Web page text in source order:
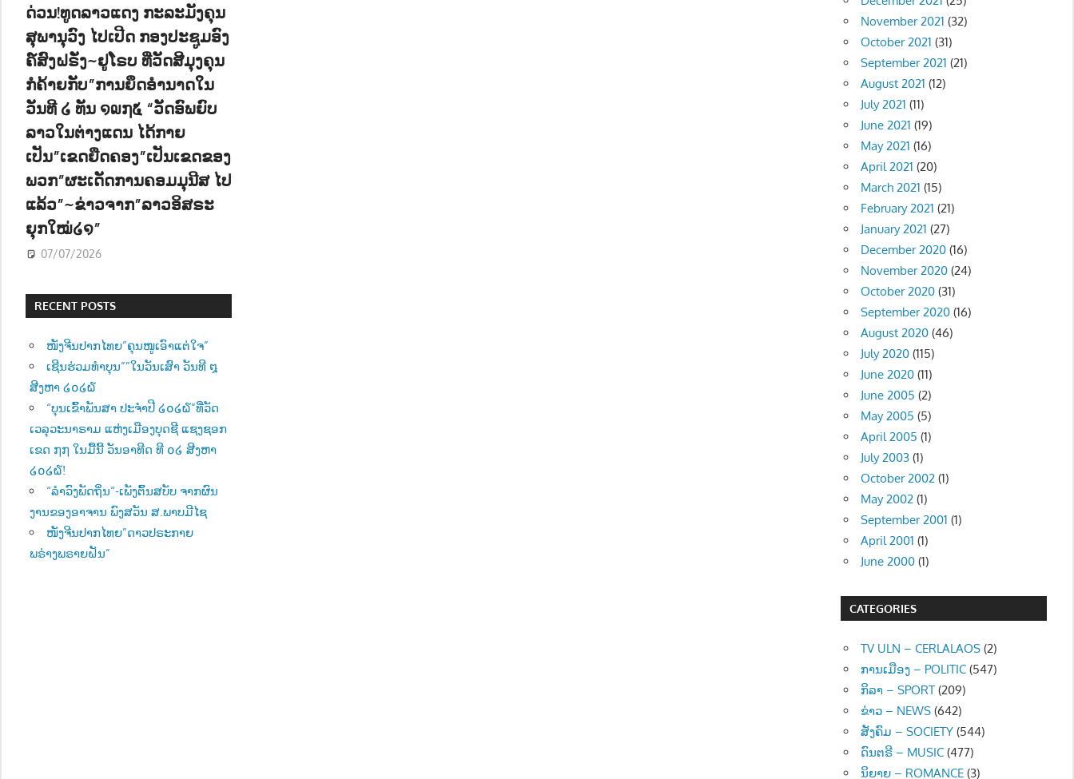
ດ່ວນ!ທູດລາວແດງ ກະລະມັງຄຸນ
ສຸພານຸວົງ ໄປເປີດ ກອງປະຊູມອົງ
ຄ໌ສົງຝຣັ່ງ~ຢູໂຣບ ທີ່ວັດສີມຸງຄຸນ
ກໍຄ້າຍກັບ”ການຍຶດອຳນາດໃນ
ວັນທີ ໒ ທັນ ໑໙໗໕ “ວັດອົພຍົບ
ລາວໃນຕ່າງແດນ ໄດ້ກາຍ
ເປັນ”ເຂດຍືດຄອງ”ເປັນເຂດຂອງ
ພວກ”ຜະເດັດການຄອມມຸນີສ ໄປ
ແລ້ວ”~ຂ່າວຈາກ”ລາວອິສຣະ
ຍຸກໃໝ່໒໑”
07/07/2026
RECENT POSTS
ໜັງຈີນປາກໄທຍ”ຄຸນໜູເອົາແຕ່ໃຈ”
ເຊີນຮ່ວມທຳບຸນ””ໃນວັນເສົາ ວັນທີ ໘
ສີງຫາ ໒໐໒໖
“ບຸນເຂົ້າພັນສາ ປະຈຳປີ ໒໐໒໖”ທີ່ວັດ
ເວລຸວະນາຣາມ ແຫ່ງເມືອງບຸດຊີ ແຊງຊອກ
ເຂດ ໗໗ ໃນມື້ນີ້ ວັນອາທີດ ທີ ໐໒ ສີງຫາ
໒໐໒໖!
“ລຳວົງພັດຖິ່ນ“-ເພັງຕົ້ນສບັບ ຈາກຜົນ
ງານຂອງອາຈານ ພົງສວັນ ສ.ພາບມີໄຊ
ໜັງຈີນປາກໄທຍ”ດາວປຣະກາຍ
ພຣ່າງພຣາຍຝັນ”
November 2021 (32)
October 2021 (31)
September 2021 (21)
August 2021 (12)
July 2021 (11)
June 2021 (19)
May 2021 (16)
April 2021 (20)
March 2021 (15)
February 2021 (21)
January 2021 (27)
December 2020 (16)
November 2020 (24)
October 2020 (31)
September 2020 (16)
August 2020 (46)
July 2020 (115)
June 2020 (11)
June 2005 (2)
May 2005 (5)
April 2005 (1)
July 2003 (1)
October 2002 (1)
May 2002 (1)
September 2001 (1)
April 2001 (1)
June 2000 (1)
CATEGORIES
TV ULN – CERLALAOS (2)
ການເມືອງ – POLITIC (547)
ກິລາ – SPORT (209)
ຂ່າວ – NEWS (642)
ສັງຄົມ – SOCIETY (544)
ດົນຕຣີ – MUSIC (477)
ນິຍາຍ – ROMANCE (3)